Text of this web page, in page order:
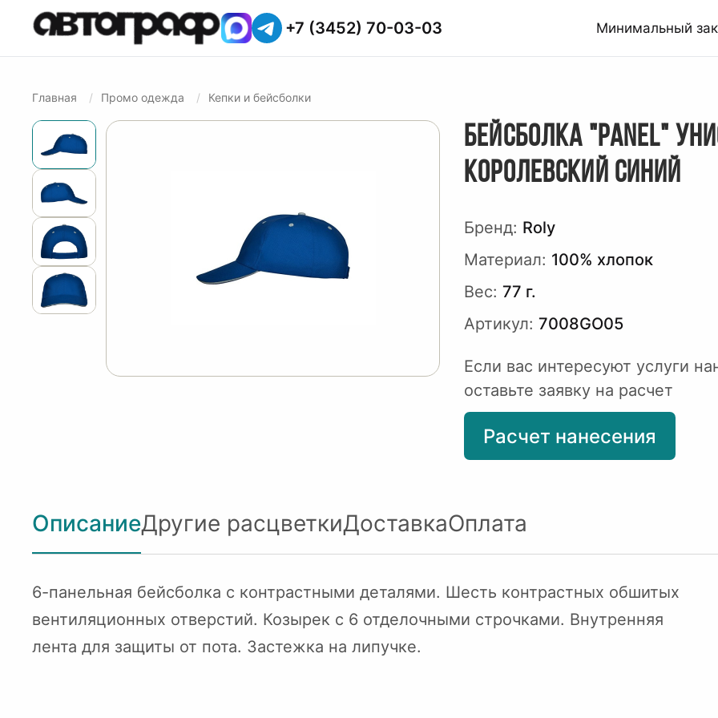
+7 (3452) 70-03-03 Минимальный
Главная Промо одежда Кепки и бейсболки
БЕЙСБОЛКА "PANEL"
КОРОЛЕВСКИЙ СИНИЙ
Бренд: Roly
Материал: 100% хлопок
Вес: 77 г.
Артикул: 7008GO05
Если вас интересуют услуги
оставьте заявку на расчет
Расчет нанесения
ОписаниеДругие расцветкиДоставкаОплата
6-панельная бейсболка с контрастными деталями. Шесть контрастных обшитых
вентиляционных отверстий. Козырек с 6 отделочными строчками. Внутренняя
лента для защиты от пота. Застежка на липучке.